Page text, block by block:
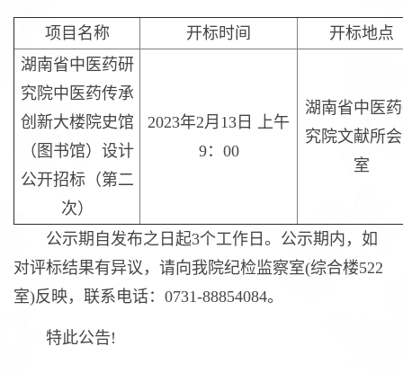
项目名称 开标时间
开标地点
湖南省中医药研
究院中医药传承
创新大楼院史馆
（图书馆）设计
公开招标（第二
次）
2023年2月13日 上午
9：00
湖南省中医
究院文献所
室
公示期自发布之日起3个工作日。公示期内，如
对评标结果有异议，请向我院纪检监察室(综合楼522
室)反映，联系电话：0731-88854084。
特此公告!